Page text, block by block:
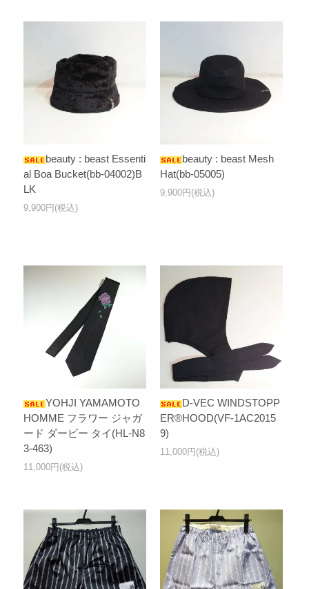
beauty : beast Essenti
al Boa Bucket(bb-04002)B
LK
9,900円(税込)
beauty : beast Mesh
Hat(bb-05005)
9,900円(税込)
YOHJI YAMAMOTO
HOMME フラワー ジャガ
ード ダービー タイ(HL-N8
3-463)
11,000円(税込)
D-VEC WINDSTOPP
ER®HOOD(VF-1AC2015
9)
11,000円(税込)